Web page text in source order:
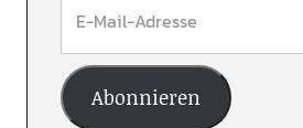
Abonnieren